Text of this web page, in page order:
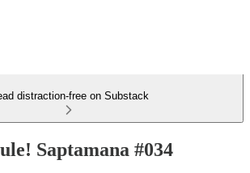
distraction-free on Substack
Saptamana #034